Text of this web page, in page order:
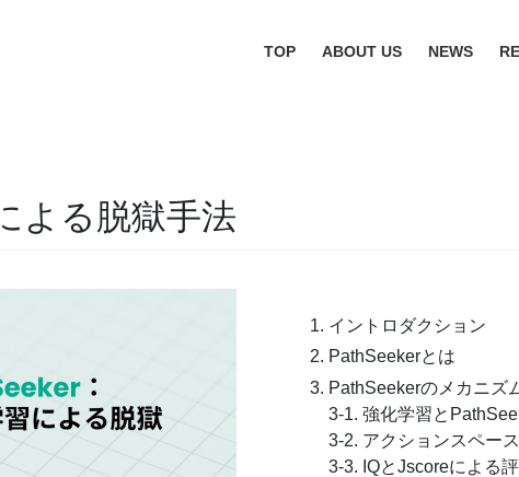
TOP ABOUT US NEWS
よる脱獄手法
イントロダクション
PathSeekerとは
PathSeekerのメカニズ
3-1. 強化学習と
3-2. アクションスペー
3-3. IQとJscoreによる